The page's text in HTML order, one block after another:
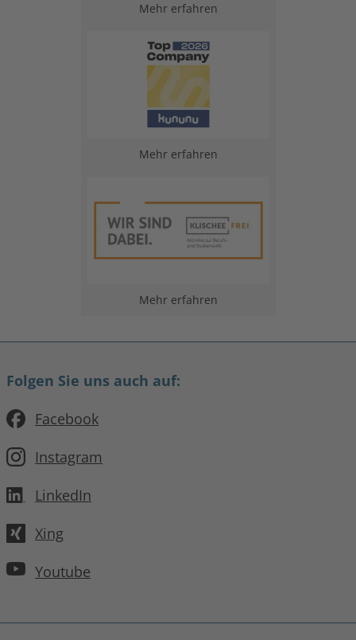
Mehr erfahren
Mehr erfahren
Mehr erfahren
Folgen Sie uns auch auf:
Facebook
Instagram
LinkedIn
Xing
Youtube